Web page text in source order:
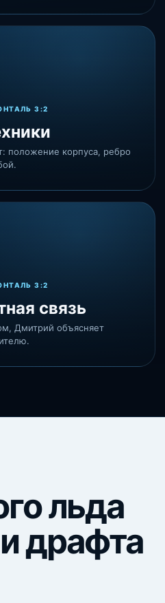
3:2
положение корпуса, ребро
3:2
связь
Дмитрий объясняет
льда
драфта